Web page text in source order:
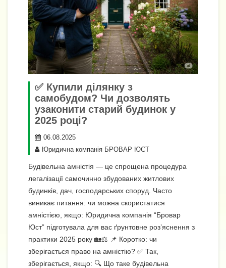
✅ Купили ділянку з
самобудом? Чи дозволять
узаконити старий будинок у
2025 році?
06.08.2025
Юридична компанія БРОВАР ЮСТ
Будівельна амністія — це спрощена процедура
легалізації самочинно збудованих житлових
будинків, дач, господарських споруд. Часто
виникає питання: чи можна скористатися
амністією, якщо: Юридична компанія “Бровар
Юст” підготувала для вас ґрунтовне роз’яснення з
практики 2025 року 🏡⚖️ 📌 Коротко: чи
зберігається право на амністію? ✅ Так,
зберігається, якщо: 🔍 Що таке будівельна